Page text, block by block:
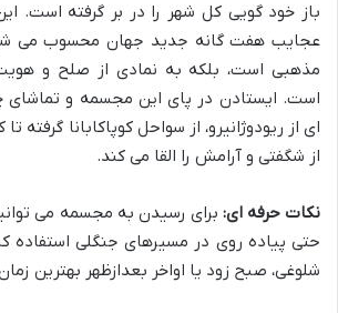
باز خود گویی کل شهر را در بر گرفته است.
عجایب هفت گانه جدید جهان محسوب می
مذهبی است، بلکه به نمادی از صلح و
ای از ریودوژانیرو، از سواحل کوپاکابانا گرفته
از شگفتی و آرامش را القا می کند.
نکات حرفه ای: برای رسیدن به مجسمه می
حتی پیاده روی در مسیرهای جنگلی استفاده
شلوغی، صبح زود یا اواخر بعدازظهر بهترین